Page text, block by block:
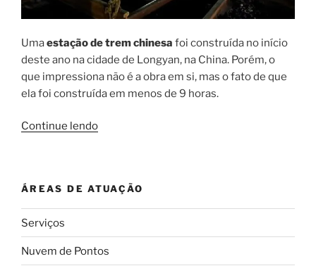
Umaestação de trem chinesa foi construída no início
deste ano na cidade de Longyan, na China. Porém, o
que impressiona não é a obra em si, mas o fato de que
ela foi construída em menos de 9 horas.
Continue lendo“Incrível:
chinesa
construída
ÁREAS DE ATUAÇÃO
Serviços
Nuvem de Pontos